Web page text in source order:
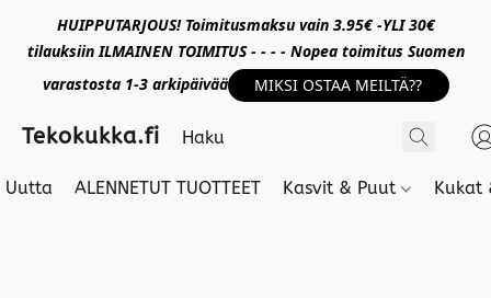
HUIPPUTARJOUS! Toimitusmaksu vain 3.95€ -YLI 30€
tilauksiin ILMAINEN TOIMITUS - - - - Nopea toimitus Suomen
varastosta 1-3 arkipäivää
MIKSI OSTAA MEILTÄ??
Tekokukka.fi
Uutta ALENNETUT TUOTTEET Kasvit & Puut Kukat